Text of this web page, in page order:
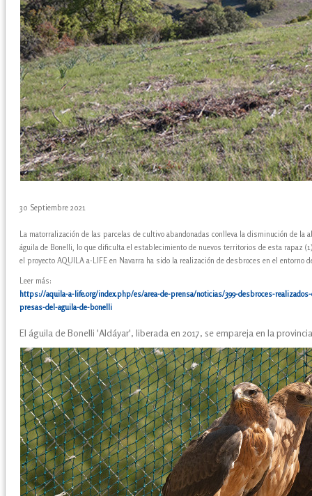
30 Septiembre 2021
La matorralización de las parcelas de cultivo abandonadas conlleva la disminución de
águila de Bonelli, lo que dificulta el establecimiento de nuevos territorios de esta rapaz
el proyecto AQUILA a-LIFE en Navarra ha sido la realización de desbroces en el entorno
Leer más:
https://aquila-a-life.org/index.php/es/area-de-prensa/noticias/399-desbroces-
presas-del-aguila-de-bonelli
El águila de Bonelli 'Aldáyar', liberada en 2017, se empareja en la